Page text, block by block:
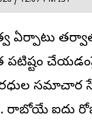
ఏర్పాటు
సమాచార
రాబోయే ఐదు